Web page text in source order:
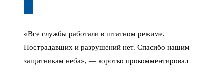
«Все службы работали в штатном режиме.
Пострадавших и разрушений нет. Спасибо нашим
защитникам неба», — коротко прокомментировал